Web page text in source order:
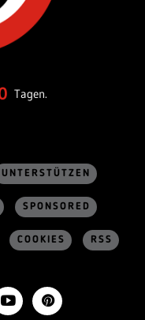
Tagen.
UNTERSTÜTZEN
SPONSORED
COOKIES RSS